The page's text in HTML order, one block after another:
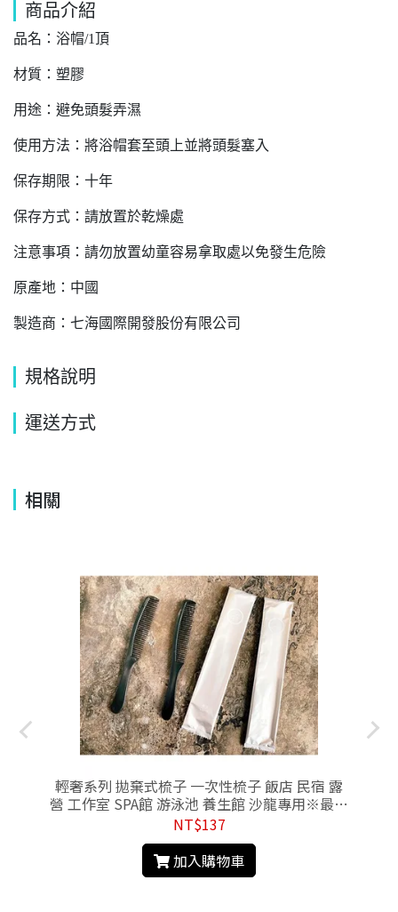
商品介紹
品名：浴帽/1頂
材質：塑膠
用途：避免頭髮弄濕
使用方法：將浴帽套至頭上並將頭髮塞入
保存期限：十年
保存方式：請放置於乾燥處
注意事項：請勿放置幼童容易拿取處以免發生危險
原產地：中國
製造商：七海國際開發股份有限公司
規格說明
運送方式
相關
輕奢系列 拋棄式梳子 一次性梳子 飯店 民宿 露
營 工作室 SPA館 游泳池 養生館 沙龍專用※最少
50入出貨
NT$137
加入購物車